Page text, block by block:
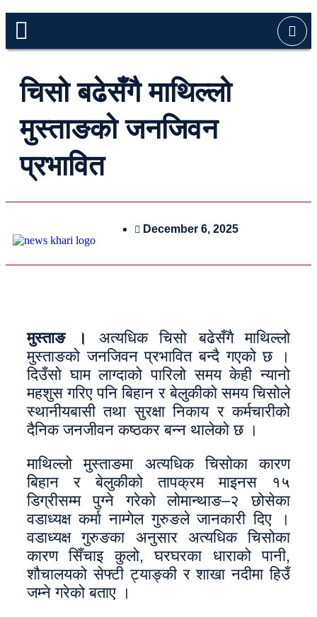
चिसो बढेसँगै माथिल्लो
मुस्ताङको जनजिवन
प्रभावित
December 6, 2025
मुस्ताङ ।
अत्यधिक चिसो बढेसँगै माथिल्लो
मुस्ताङको जनजिवन प्रभावित बन्दै गएको छ ।
दिउँसो घाम लाग्दाको पारिलो समय केही न्यानो
महशुस गरिए पनि बिहान र बेलुकीको समय चिसोले
स्थानीयबासी तथा सुरक्षा निकाय र कर्मचारीको
दैनिक जनजीवन कष्ठकर बन्न थालेको छ ।
माथिल्लो मुस्ताङमा अत्यधिक चिसोका कारण
बिहान र बेलुकीको तापक्रम माइनस १५
डिग्रीसम्म पुग्ने गरेको लोमान्थाङ–२ छोसेका
वडाध्यक्ष कर्मा नाम्गेल गुरुङले जानकारी दिए ।
वडाध्यक्ष गुरुङका अनुसार अत्यधिक चिसोका
कारण सिँचाइ कुलो, घरघरका धाराको पानी,
शौचालयको सेफ्टी ट्याङ्की र शाखा नदीमा हिउँ
जम्ने गरेको बताए ।